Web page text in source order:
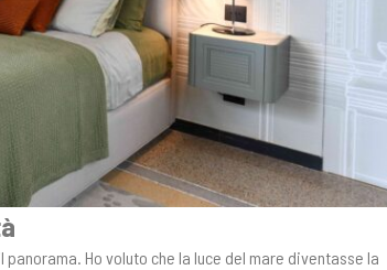
Ho voluto che la luce del mare diventasse la